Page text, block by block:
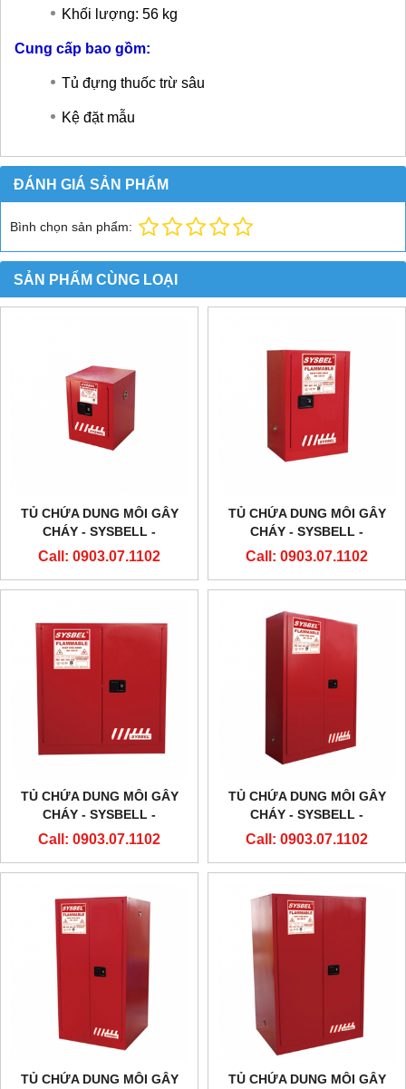
Khối lượng: 56 kg
Cung cấp bao gồm:
Tủ đựng thuốc trừ sâu
Kệ đặt mẫu
ĐÁNH GIÁ SẢN PHẨM
Bình chọn sản phẩm:
SẢN PHẨM CÙNG LOẠI
TỦ CHỨA DUNG MÔI GÂY
CHÁY - SYSBELL -
WA810040R – 4 GALLON/15L
Call: 0903.07.1102
TỦ CHỨA DUNG MÔI GÂY
CHÁY - SYSBELL -
WA810120R – 12
Call: 0903.07.1102
TỦ CHỨA DUNG MÔI GÂY
CHÁY - SYSBELL -
WA810300R – 30
Call: 0903.07.1102
TỦ CHỨA DUNG MÔI GÂY
CHÁY - SYSBELL -
WA810450R – 45
Call: 0903.07.1102
TỦ CHỨA DUNG MÔI GÂY
TỦ CHỨA DUNG MÔI GÂY